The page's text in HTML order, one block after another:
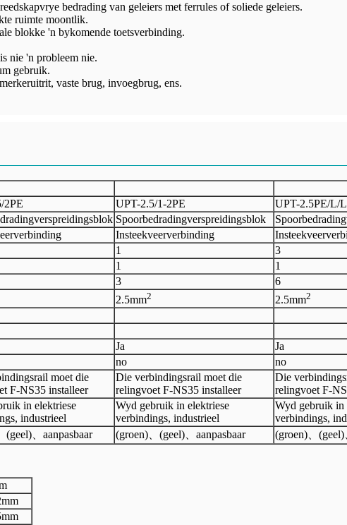
bedrading van geleiers met ferrules of soliede geleiers.
ruimte moontlik.
blokke 'n bykomende toetsverbinding.
nie 'n probleem nie.
gebruik.
vaste brug, invoegbrug, ens.
/2PE UPT-2.5/1-2PE UPT-2.5PE/L/L
Spoorbedradingverspreidingsblok
Insteekveerverbinding
1 3
1 1
3 6
2.5mm2 2.5mm2
Ja Ja
no no
moet die
F-NS35 installeer
Die verbindingsrail moet die
relingvoet F-NS35 installeer
Die
relingvoet F-
in elektriese
industrieel
Wyd gebruik in elektriese
verbindings, industrieel
Wyd gebruik in
verbindings,
(geel) aanpasbaar (groen) (geel) aanpasbaar (groen) (geel)